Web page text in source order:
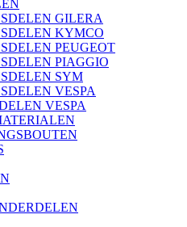
GILERA
KYMCO
PEUGEOT
PIAGGIO
SYM
VESPA
VESPA